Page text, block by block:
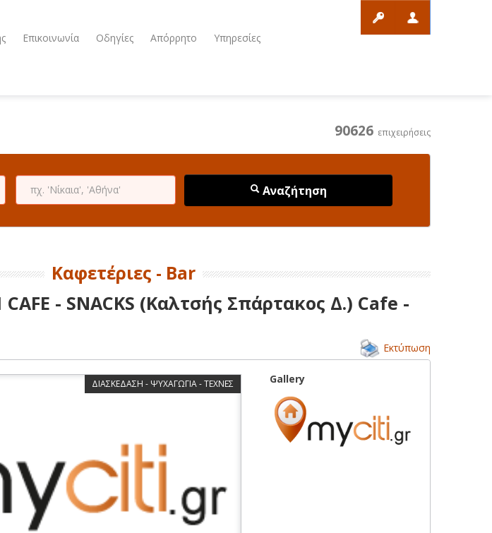
Επικοινωνία Οδηγίες Απόρρητο Υπηρεσίες
90626 επιχειρήσεις
Αναζήτηση
Καφετέριες - Bar
CAFE - SNACKS (Καλτσής Σπάρτακος Δ.) Cafe -
Εκτύπωση
ΔΙΑΣΚΕΔΑΣΗ - ΨΥΧΑΓΩΓΙΑ - ΤΕΧΝΕΣ Gallery